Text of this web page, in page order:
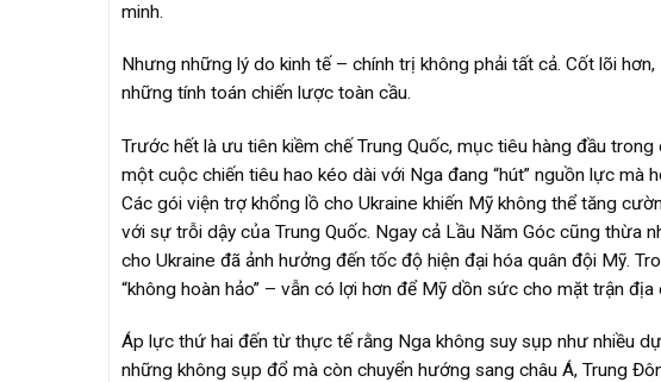
minh.
Nhưng những lý do kinh tế – chính trị không phải tất cả. Cốt lõi
những tính toán chiến lược toàn cầu.
Trước hết là ưu tiên kiềm chế Trung Quốc, mục tiêu hàng đầu
một cuộc chiến tiêu hao kéo dài với Nga đang “hút” nguồn lực
Các gói viện trợ khổng lồ cho Ukraine khiến Mỹ không thể tăng
với sự trỗi dậy của Trung Quốc. Ngay cả Lầu Năm Góc cũng thừa
cho Ukraine đã ảnh hưởng đến tốc độ hiện đại hóa quân đội Mỹ.
“không hoàn hảo” – vẫn có lợi hơn để Mỹ dồn sức cho mặt trận
Áp lực thứ hai đến từ thực tế rằng Nga không suy sụp như nhiều
những không sụp đổ mà còn chuyển hướng sang châu Á, Trung